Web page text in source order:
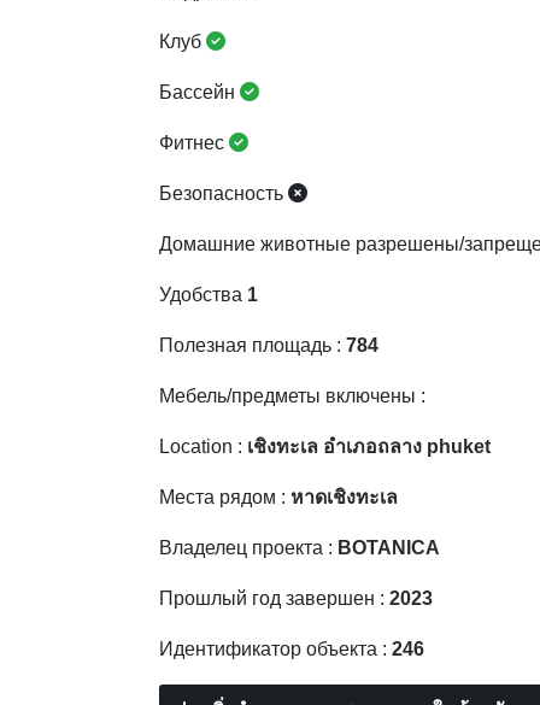
Клуб
Бассейн
Фитнес
Безопасность
Домашние животные разрешены/
Удобства 1
Полезная площадь : 784
Мебель/предметы включены :
Location : เชิงทะเล อำเภอถลาง phuket
Места рядом : หาดเชิงทะเล
Владелец проекта : BOTANICA
Прошлый год завершен : 2023
Идентификатор объекта : 246